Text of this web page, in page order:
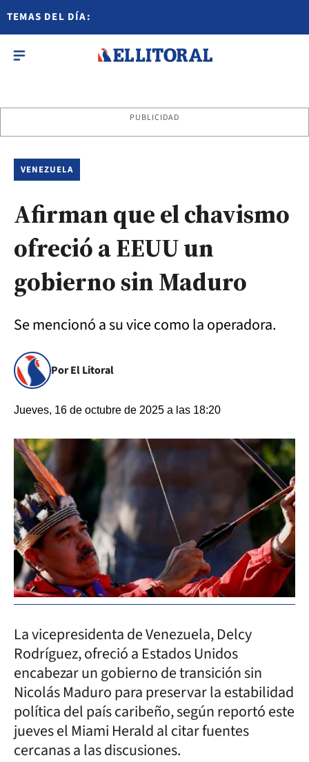
TEMAS DEL DÍA:
PUBLICIDAD
VENEZUELA
Afirman que el chavismo
ofreció a EEUU un
gobierno sin Maduro
Se mencionó a su vice como la operadora.
Por El Litoral
Jueves, 16 de octubre de 2025 a las 18:20
La vicepresidenta de Venezuela, Delcy
Rodríguez, ofreció a Estados Unidos
encabezar un gobierno de transición sin
Nicolás Maduro para preservar la estabilidad
política del país caribeño, según reportó este
jueves el Miami Herald al citar fuentes
cercanas a las discusiones.